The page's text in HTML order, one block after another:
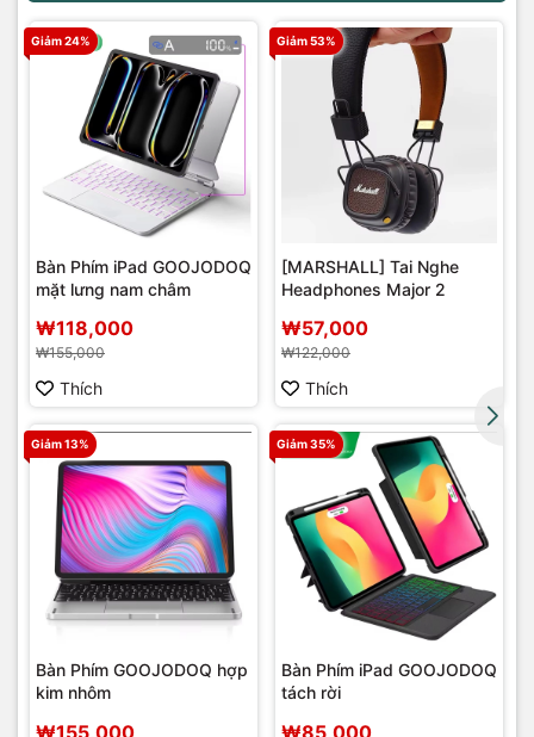
Giảm 24%
Bàn Phím iPad GOOJODOQ
mặt lưng nam châm
₩118,000
₩155,000
Thích
Giảm 53%
[MARSHALL] Tai Nghe
Headphones Major 2
₩57,000
₩122,000
Thích
Giảm 13%
Bàn Phím GOOJODOQ hợp
kim nhôm
₩155,000
Giảm 35%
Bàn Phím iPad GOOJODOQ
tách rời
₩85,000